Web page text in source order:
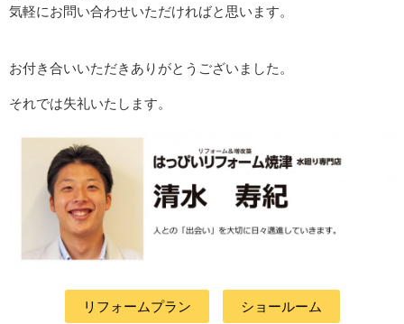
気軽にお問い合わせいただければと思います。
お付き合いいただきありがとうございました。
それでは失礼いたします。
リフォームプラン ショールーム